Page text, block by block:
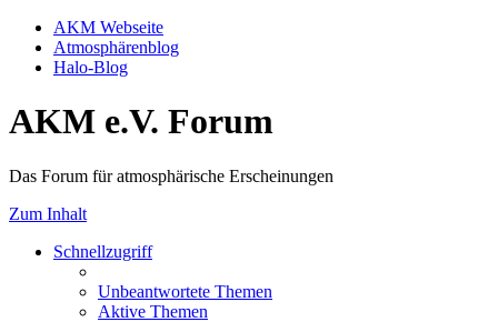
AKM Webseite
Atmosphärenblog
Halo-Blog
AKM e.V. Forum
Das Forum für atmosphärische Erscheinungen
Zum Inhalt
Schnellzugriff
Unbeantwortete Themen
Aktive Themen